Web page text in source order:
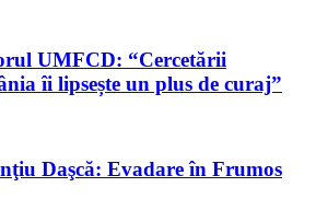
UMFCD: “Cercetării
îi lipsește un plus de curaj”
Daşcă: Evadare în Frumos